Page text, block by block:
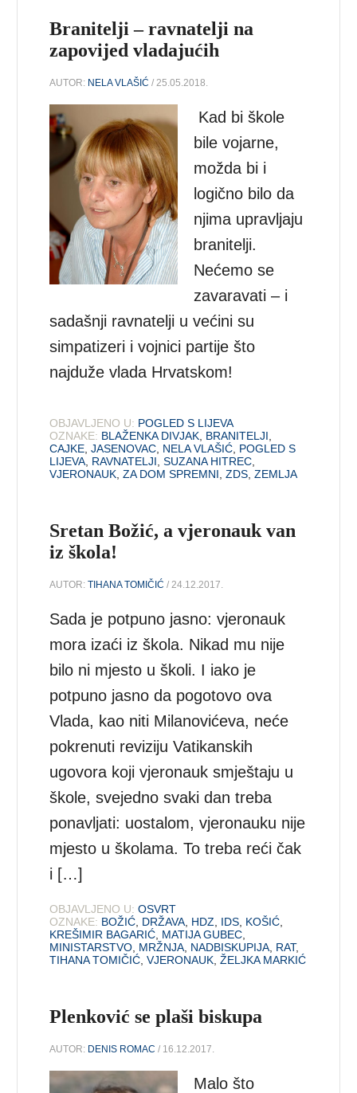
Branitelji – ravnatelji na
zapovijed vladajućih
AUTOR: NELA VLAŠIĆ / 25.05.2018.
Kad bi škole
bile vojarne,
možda bi i
logično bilo da
njima upravljaju
branitelji.
Nećemo se
zavaravati – i
sadašnji ravnatelji u većini su
simpatizeri i vojnici partije što
najduže vlada Hrvatskom!
OBJAVLJENO U: POGLED S LIJEVA
OZNAKE: BLAŽENKA DIVJAK BRANITELJI
CAJKE ,JASENOVAC NELA VLAŠIĆ POGLED S
LIJEVA RAVNATELJI ,SUZANA HITREC
VJERONAUK ,ZA DOM SPREMNI ,ZDS ,ZEMLJA
Sretan Božić, a vjeronauk van
iz škola!
AUTOR:TIHANA TOMIČIĆ / 24.12.2017.
Sada je potpuno jasno: vjeronauk
mora izaći iz škola. Nikad mu nije
bilo ni mjesto u školi. I iako je
potpuno jasno da pogotovo ova
Vlada, kao niti Milanovićeva, neće
pokrenuti reviziju Vatikanskih
ugovora koji vjeronauk smještaju u
škole, svejedno svaki dan treba
ponavljati: uostalom, vjeronauku nije
mjesto u školama. To treba reći čak
i […]
OBJAVLJENO U: OSVRT
OZNAKE: BOŽIĆ DRŽAVA HDZ IDS KOŠIĆ
KREŠIMIR BAGARIĆ MATIJA GUBEC
MINISTARSTVO MRŽNJA NADBISKUPIJA RAT,
TIHANA TOMIČIĆ ,VJERONAUK ,ŽELJKA MARKIĆ
Plenković se plaši biskupa
AUTOR: DENIS ROMAC / 16.12.2017.
Malo što